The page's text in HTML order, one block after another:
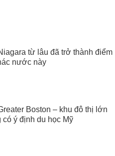
từ lâu đã trở thành điểm
nước này
Boston – khu đô thị lớn
ý định du học Mỹ